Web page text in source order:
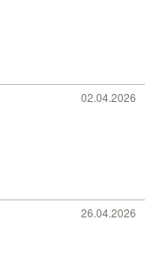
02.04.2026
26.04.2026